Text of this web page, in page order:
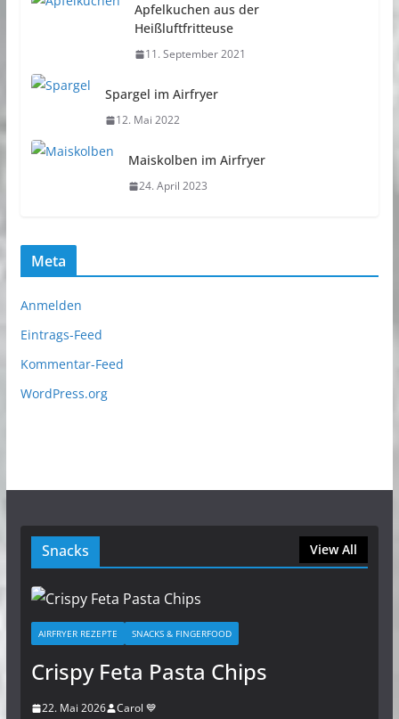
Apfelkuchen aus der
Heißluftfritteuse
11. September 2021
Spargel im Airfryer
12. Mai 2022
Maiskolben im Airfryer
24. April 2023
Meta
Anmelden
Eintrags-Feed
Kommentar-Feed
WordPress.org
Snacks View All
AIRFRYER REZEPTE SNACKS & FINGERFOOD
Crispy Feta Pasta Chips
22. Mai 2026 Carol 💙